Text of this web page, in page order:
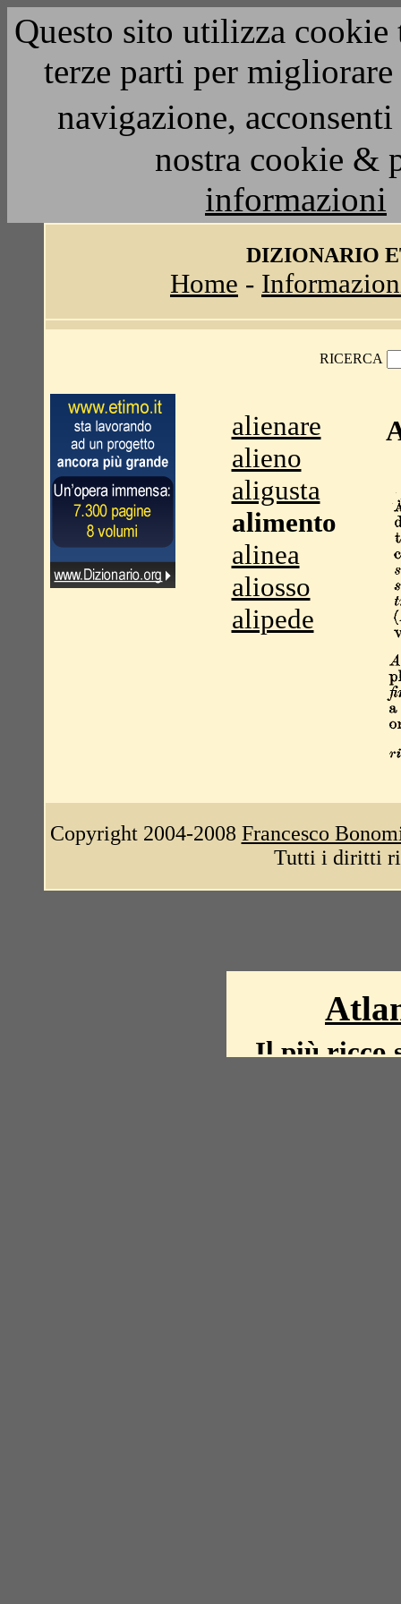
Questo sito utilizza
terze parti per
navigazione,
nostra cookie &
informazioni
DIZIONARIO
Home -
RICERCA
alienare
alieno
aligusta
alimento
alinea
aliosso
alipede
Copyright 2004-2008 Francesco
Tutti i diritti
Il più ricco